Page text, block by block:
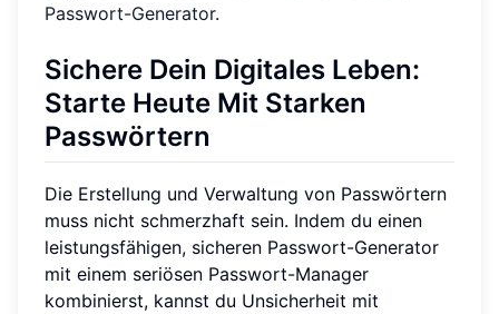
Passwort-Generator.
Sichere Dein Digitales Leben:
Starte Heute Mit Starken
Passwörtern
Die Erstellung und Verwaltung von Passwörtern
muss nicht schmerzhaft sein. Indem du einen
leistungsfähigen, sicheren Passwort-Generator
mit einem seriösen Passwort-Manager
kombinierst, kannst du Unsicherheit mit